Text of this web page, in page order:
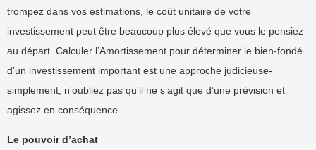
trompez dans vos estimations, le coût unitaire de votre
investissement peut être beaucoup plus élevé que vous le pensiez
au départ. Calculer l’Amortissement pour déterminer le bien-fondé
d’un investissement important est une approche judicieuse-
simplement, n’oubliez pas qu’il ne s’agit que d’une prévision et
agissez en conséquence.
Le pouvoir d’achat